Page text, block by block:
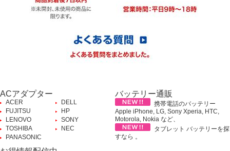
ACアダプター
ACER
DELL
FUJITSU
HP
LENOVO
SONY
TOSHIBA
NEC
PANASONIC
バッテリー通販
携帯電話のバッテリー
Apple iPhone, LG, Sony Xperia, HTC,
Motorola, Nokia など、
タブレット バッテリーを探
すなら 。